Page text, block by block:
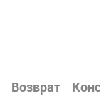
Возврат